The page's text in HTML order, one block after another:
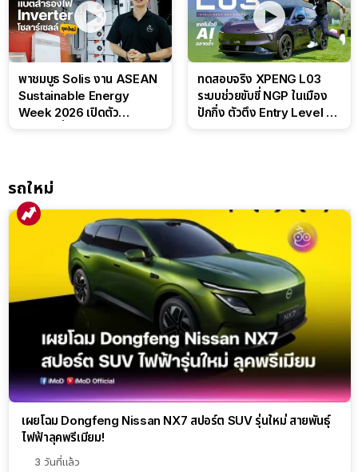
พาชมบูธ Solis งาน ASEAN
Sustainable Energy
Week 2026 เปิดตัว
ทดสอบจริง XPENG L03
ระบบช่วยขับขี่ NGP ในเมือง
ปักกิ่ง ตัวตึง Entry Level ที่
รถใหม่
เผยโฉม Dongfeng Nissan NX7 สปอร์ต SUV รุ่นใหม่ สายพันธุ์
ไฟฟ้าลุคพรีเมียม!
3 วันที่แล้ว